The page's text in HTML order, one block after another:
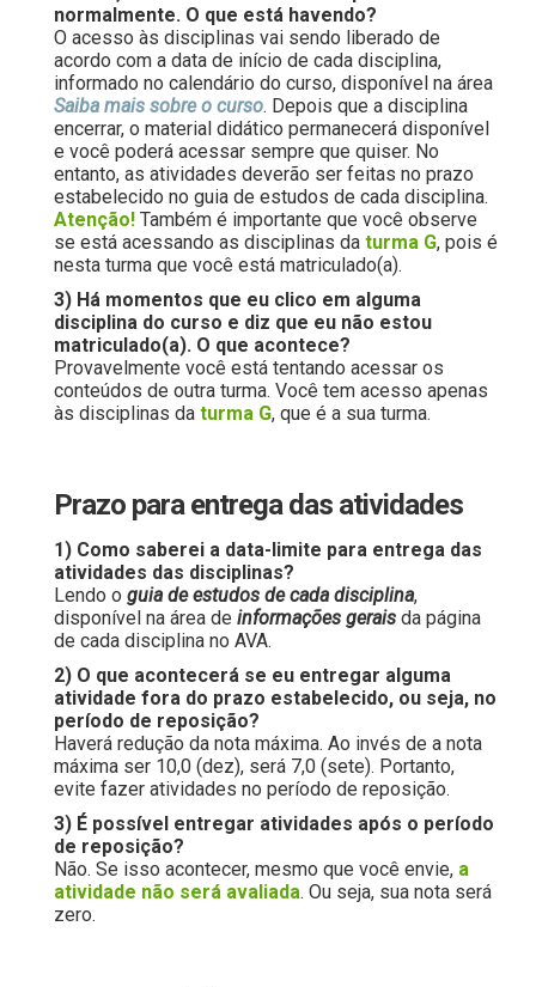
normalmente. O que está havendo?
O acesso às disciplinas vai sendo liberado de
acordo com a data de início de cada disciplina,
informado no calendário do curso, disponível na área
Saiba mais sobre o curso. Depois que a disciplina
encerrar, o material didático permanecerá disponível
e você poderá acessar sempre que quiser. No
entanto, as atividades deverão ser feitas no prazo
estabelecido no guia de estudos de cada disciplina.
Atenção! Também é importante que você observe
se está acessando as disciplinas da turma G, pois é
nesta turma que você está matriculado(a).
3) Há momentos que eu clico em alguma
disciplina do curso e diz que eu não estou
matriculado(a). O que acontece?
Provavelmente você está tentando acessar os
conteúdos de outra turma. Você tem acesso apenas
às disciplinas da turma G, que é a sua turma.
Prazo para entrega das atividades
1) Como saberei a data-limite para entrega das
atividades das disciplinas?
Lendo o guia de estudos de cada disciplina,
disponível na área de informações gerais da página
de cada disciplina no AVA.
2) O que acontecerá se eu entregar alguma
atividade fora do prazo estabelecido, ou seja, no
período de reposição?
Haverá redução da nota máxima. Ao invés de a nota
máxima ser 10,0 (dez), será 7,0 (sete). Portanto,
evite fazer atividades no período de reposição.
3) É possível entregar atividades após o período
de reposição?
Não. Se isso acontecer, mesmo que você envie, a
atividade não será avaliada. Ou seja, sua nota será
zero.